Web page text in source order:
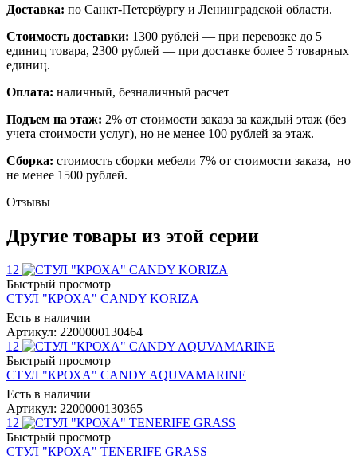
Доставка: по Санкт-Петербургу и Ленинградской области.
Стоимость доставки: 1300 рублей — при перевозке до 5
единиц товара, 2300 рублей — при доставке более 5 товарных
единиц.
Оплата: наличный, безналичный расчет
Подъем на этаж: 2% от стоимости заказа за каждый этаж (без
учета стоимости услуг), но не менее 100 рублей за этаж.
Сборка: стоимость сборки мебели 7% от стоимости заказа, но
не менее 1500 рублей.
Отзывы
Другие товары из этой серии
12
Быстрый просмотр
СТУЛ "КРОХА" CANDY KORIZA
Есть в наличии
Артикул: 2200000130464
12
Быстрый просмотр
СТУЛ "КРОХА" CANDY AQUVAMARINE
Есть в наличии
Артикул: 2200000130365
12
Быстрый просмотр
СТУЛ "КРОХА" TENERIFE GRASS